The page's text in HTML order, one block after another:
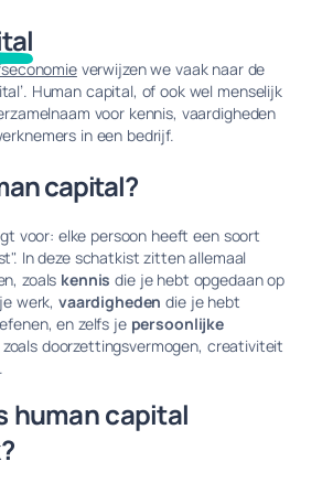
verwijzen we vaak naar de
Human capital, of ook wel menselijk
voor kennis, vaardigheden
in een bedrijf.
capital?
voor: elke persoon heeft een soort
In deze schatkist zitten allemaal
zoals kennis die je hebt opgedaan op
werk,vaardigheden die je hebt
en zelfs je persoonlijke
zoals doorzettingsvermogen, creativiteit
human capital